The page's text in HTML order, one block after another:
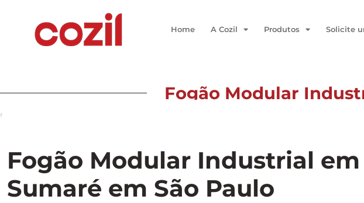
Home A Cozil Produtos Solicite
Fogão Modular
Início
Fogão Modular Industrial em
Sumaré em São Paulo